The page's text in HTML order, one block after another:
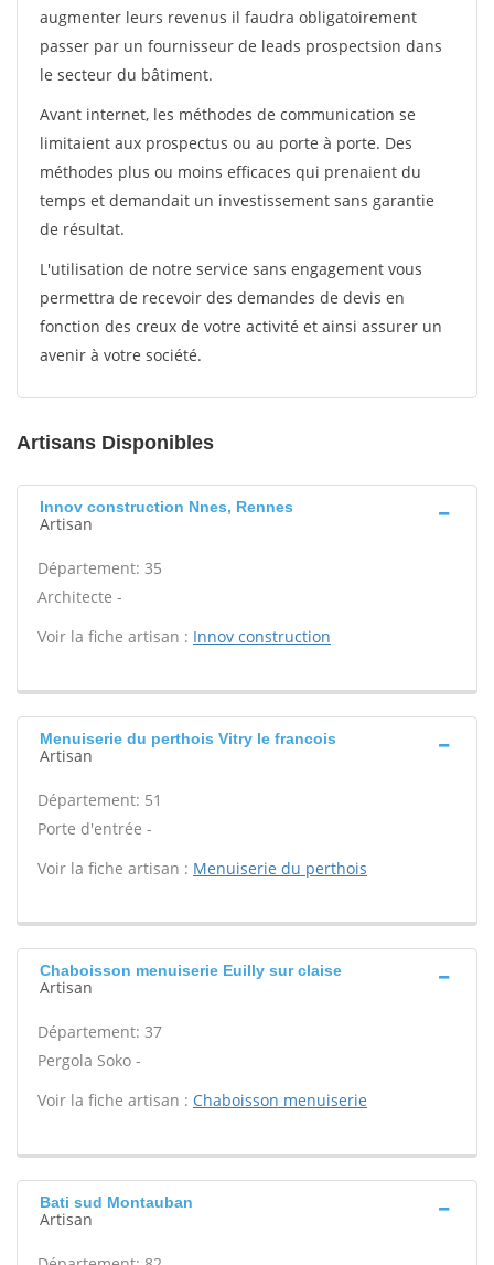
augmenter leurs revenus il faudra obligatoirement
passer par un fournisseur de leads prospectsion dans
le secteur du bâtiment.
Avant internet, les méthodes de communication se
limitaient aux prospectus ou au porte à porte. Des
méthodes plus ou moins efficaces qui prenaient du
temps et demandait un investissement sans garantie
de résultat.
L'utilisation de notre service sans engagement vous
permettra de recevoir des demandes de devis en
fonction des creux de votre activité et ainsi assurer un
avenir à votre société.
Artisans Disponibles
Innov construction Nnes, Rennes
Artisan
Département: 35
Architecte -
Voir la fiche artisan : Innov construction
Menuiserie du perthois Vitry le francois
Artisan
Département: 51
Porte d'entrée -
Voir la fiche artisan : Menuiserie du perthois
Chaboisson menuiserie Euilly sur claise
Artisan
Département: 37
Pergola Soko -
Voir la fiche artisan : Chaboisson menuiserie
Bati sud Montauban
Artisan